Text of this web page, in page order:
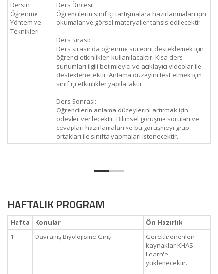
Dersin
Öğrenme
Yöntem ve
Teknikleri
Ders Öncesi:
Öğrencilerin sınıf içi tartışmalara hazırlanmaları için
okumalar ve görsel materyaller tahsis edilecektir.
Ders Sırası:
Ders sırasında öğrenme sürecini desteklemek için
öğrenci etkinlikleri kullanılacaktır. Kısa ders
sunumları ilgili betimleyici ve açıklayıcı videolar ile
desteklenecektir. Anlama düzeyini test etmek için
sınıf içi etkinlikler yapılacaktır.
Ders Sonrası:
Öğrencilerin anlama düzeylerini artırmak için
ödevler verilecektir. Bilimsel görüşme soruları ve
cevapları hazırlamaları ve bu görüşmeyi grup
ortakları ile sınıfta yapmaları istenecektir.
HAFTALIK PROGRAM
Hafta Konular
Ön Hazırlık
1
Davranış Biyolojisine Giriş
Gerekli/önerilen
kaynaklar KHAS
Learn'e
yüklenecektir.